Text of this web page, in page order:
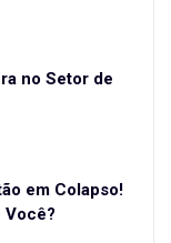
no Setor de
em Colapso!
Você?